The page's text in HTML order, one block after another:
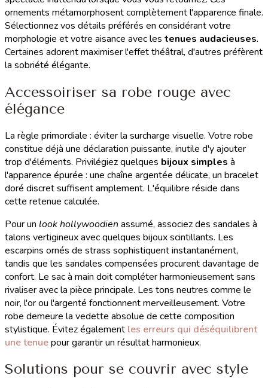
ornements métamorphosent complètement l'apparence finale.
Sélectionnez vos détails préférés en considérant votre
morphologie et votre aisance avec les tenues audacieuses.
Certaines adorent maximiser l'effet théâtral, d'autres préfèrent
la sobriété élégante.
Accessoiriser sa robe rouge avec
élégance
La règle primordiale : éviter la surcharge visuelle. Votre robe
constitue déjà une déclaration puissante, inutile d'y ajouter
trop d'éléments. Privilégiez quelques bijoux simples à
l'apparence épurée : une chaîne argentée délicate, un bracelet
doré discret suffisent amplement. L'équilibre réside dans
cette retenue calculée.
Pour un look hollywoodien assumé, associez des sandales à
talons vertigineux avec quelques bijoux scintillants. Les
escarpins ornés de strass sophistiquent instantanément,
tandis que les sandales compensées procurent davantage de
confort. Le sac à main doit compléter harmonieusement sans
rivaliser avec la pièce principale. Les tons neutres comme le
noir, l'or ou l'argenté fonctionnent merveilleusement. Votre
robe demeure la vedette absolue de cette composition
stylistique. Évitez également les erreurs qui déséquilibrent
une tenuepour garantir un résultat harmonieux.
Solutions pour se couvrir avec style